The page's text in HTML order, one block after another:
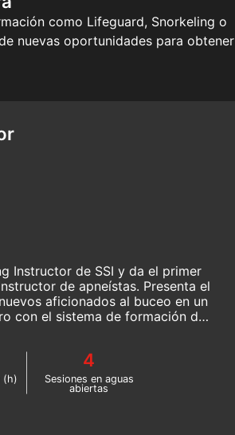
como Lifeguard, Snorkeling o
nuevas oportunidades para obtener
Instructor de SSI y da el primer
de apneístas. Presenta el
aficionados al buceo en un
con el sistema de formación de
(h)
4
Sesiones en aguas
abiertas